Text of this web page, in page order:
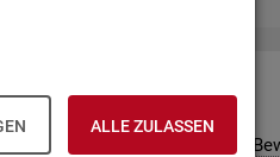
ALLE ZULASSEN
po­ten­ti­el­len